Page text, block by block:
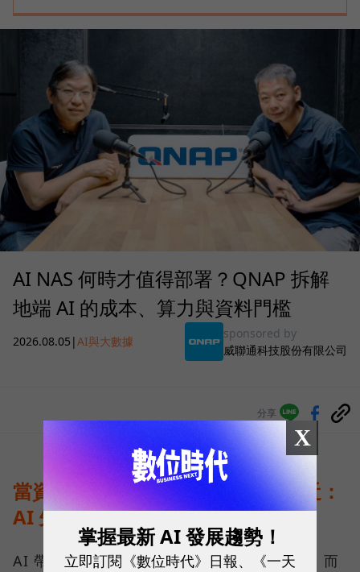
AI NAS 何時才值得部署？QNAP 拆解
地端 AI 的成本、算力與資料門檻
2026.08.05 |AI與大數據
sponsored by
威聯通科技股份有限公司
分享
當資料不能離開企業，運算就得靠近：
AI 先改寫儲存架構
AI 帶來的第一個變化，不只是運算能力提高，而
X
掌握最新 AI 發展趨勢！
立即訂閱《數位時代》日報、《一天